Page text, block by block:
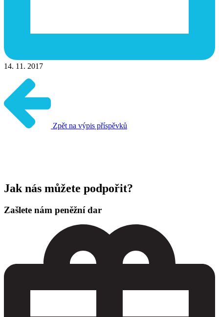
14. 11. 2017
Zpět na výpis příspěvků
Jak nás můžete podpořit?
Zašlete nám peněžní dar